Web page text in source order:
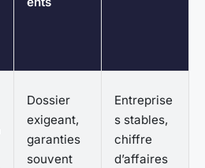
Dossier
exigeant,
garanties
souvent
Entreprise
s stables,
chiffre
d’affaires